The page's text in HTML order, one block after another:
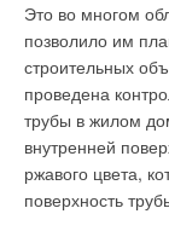
Это во многом
позволило им
строительных
проведена
трубы в жилом
внутренней
ржавого цвета,
поверхность
инженерии
Это
опубликованы
лаборатория
Одна стена
помещениями, не
Пол и потолки